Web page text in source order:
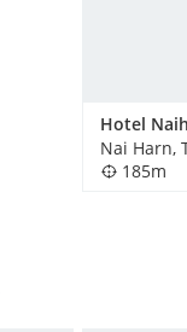
Nai Harn,
185m